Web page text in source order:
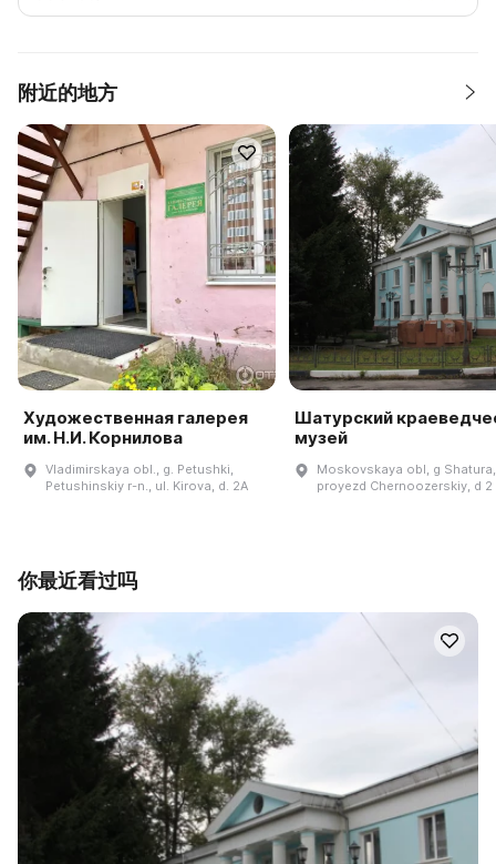
附近的地方
Художественная галерея
им. Н.И. Корнилова
Vladimirskaya obl., g. Petushki,
Petushinskiy r-n., ul. Kirova, d. 2A
Шатурский
музей
Moskovskaya obl, g Shatura,
proyezd Chernoozerskiy, d 2
你最近看过吗